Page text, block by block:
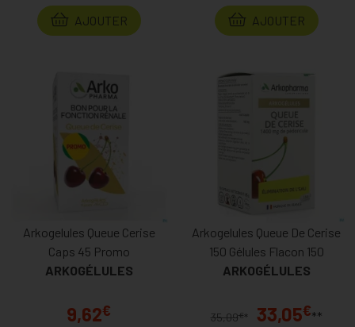
AJOUTER
AJOUTER
Arkogelules Queue Cerise
Caps 45 Promo
ARKOGÉLULES
9,62€
Arkogelules Queue De Cerise
150 Gélules Flacon 150
ARKOGÉLULES
35,09€ * 33,05€**